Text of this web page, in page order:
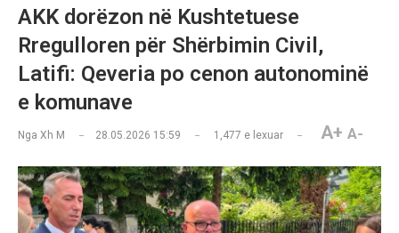
AKK dorëzon në Kushtetuese
Rregulloren për Shërbimin Civil,
Latifi: Qeveria po cenon autonominë
e komunave
Nga Xh M 28.05.2026 15:59 1,477 e lexuar A+ A-